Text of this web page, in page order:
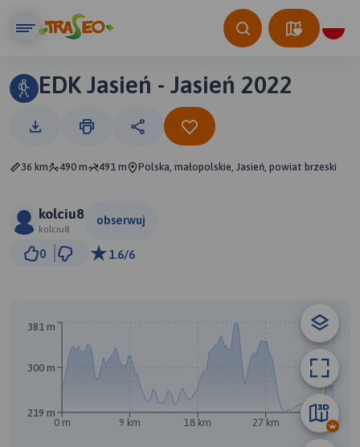
EDK Jasień - Jasień 2022
36 km 490 m 491 m Polska, małopolskie, Jasień, powiat brzeski
kolciu8
kolciu8
obserwuj
0 1.6/6
0 m 9 km 18 km 27 km 36 km
219 m
300 m
381 m